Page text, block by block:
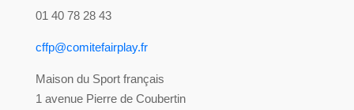
01 40 78 28 43
cffp@comitefairplay.fr
Maison du Sport français
1 avenue Pierre de Coubertin